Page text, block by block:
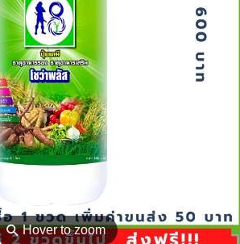
⚲Hover to zoom